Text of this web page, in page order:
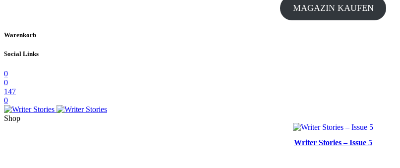
MAGAZIN KAUFEN
Warenkorb
Social Links
0
0
147
0
Shop
Writer Stories – Issue 5